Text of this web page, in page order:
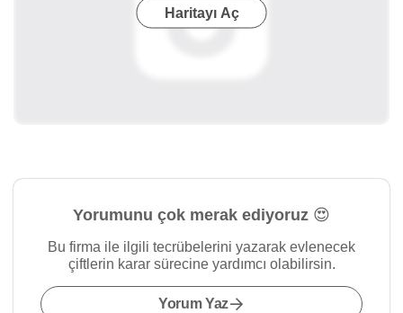
Haritayı Aç
Yorumunu çok merak ediyoruz 😍
Bu firma ile ilgili tecrübelerini yazarak evlenecek
çiftlerin karar sürecine yardımcı olabilirsin.
Yorum Yaz